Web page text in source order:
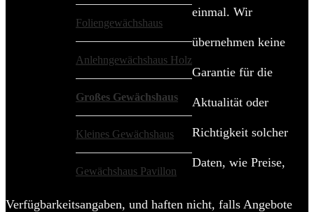
Foliengewächshaus
Anlehngewächshaus Holz
Großes Gewächshaus
Kleines Gewächshaus
Gewächshaus Pavillon
einmal. Wir
übernehmen keine
Garantie für die
Aktualität oder
Richtigkeit solcher
Daten, wie Preise,
Verfügbarkeitsangaben, und haften nicht, falls Angebote